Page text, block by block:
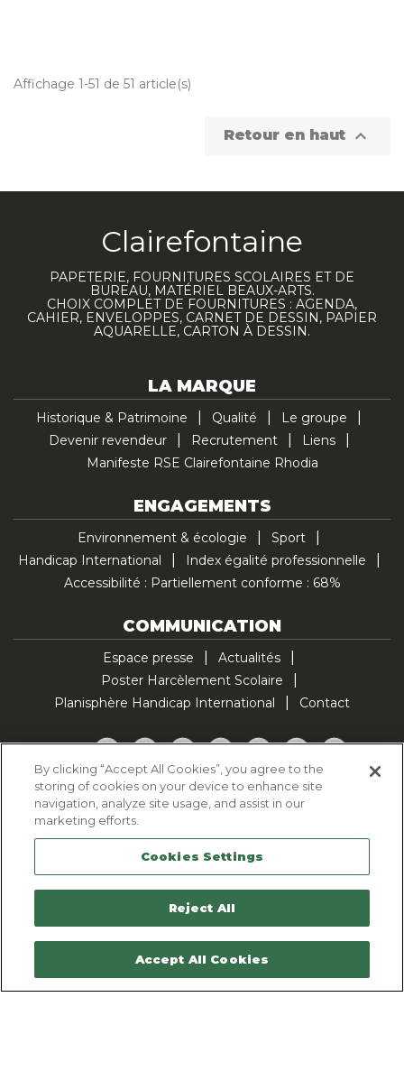
Affichage 1-51 de 51 article(s)
Retour en haut 
Clairefontaine
PAPETERIE, FOURNITURES SCOLAIRES ET DE
BUREAU, MATÉRIEL BEAUX-ARTS.
CHOIX COMPLET DE FOURNITURES : AGENDA,
CAHIER, ENVELOPPES, CARNET DE DESSIN, PAPIER
AQUARELLE, CARTON À DESSIN.
LA MARQUE
Historique & Patrimoine Qualité
Le groupe
Devenir revendeur
Recrutement
Liens
Manifeste RSE Clairefontaine Rhodia
ENGAGEMENTS
Environnement & écologie
Sport
Handicap International
Index égalité professionnelle
Accessibilité : Partiellement conforme : 68%
COMMUNICATION
Espace presse
Actualités
Poster Harcèlement Scolaire
Planisphère Handicap International
Contact
Facebook
TwitterYouTubePinterestInstagramLinkedInTikTok
Politique d'utilisation des cookies
Politique de confidentialité
Mentions légales
Plan du site
Contactez-nous
By clicking “Accept All Cookies”, you agree to the
storing of cookies on your device to enhance site
navigation, analyze site usage, and assist in our
marketing efforts.
Cookies Settings
Reject All
Accept All Cookies